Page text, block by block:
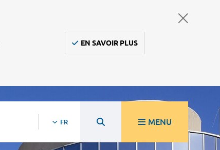
EN SAVOIR PLUS
FR MENU